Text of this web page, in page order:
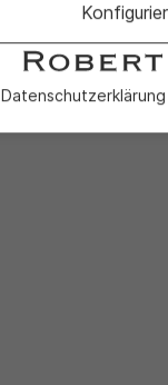
Datenschutzerklärung